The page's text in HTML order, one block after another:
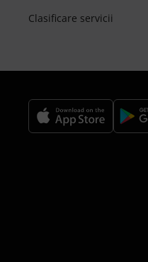
Clasificare servicii